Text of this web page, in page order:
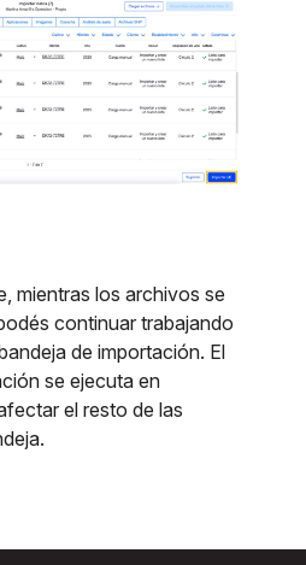
mientras los archivos se
continuar trabajando
de importación. El
se ejecuta en
el resto de las